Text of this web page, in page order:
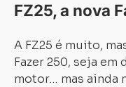
FZ25, a nova
A FZ25 é muito,
Fazer 250, seja
motor… mas ainda